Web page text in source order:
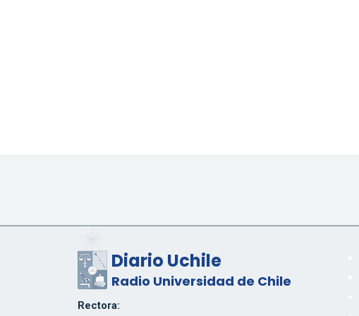
Diario Uchile
Radio Universidad de Chile
Rectora: